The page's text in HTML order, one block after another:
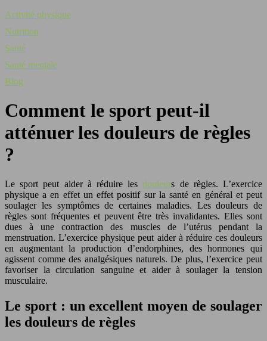
Activité physique
Nutrition
Santé
Santé mentale
Blog
Comment le sport peut-il
atténuer les douleurs de règles
?
Le sport peut aider à réduire lesdouleurs de règles. L’exercice
physique a en effet un effet positif sur la santé en général et peut
soulager les symptômes de certaines maladies. Les douleurs de
règles sont fréquentes et peuvent être très invalidantes. Elles sont
dues à une contraction des muscles de l’utérus pendant la
menstruation. L’exercice physique peut aider à réduire ces douleurs
en augmentant la production d’endorphines, des hormones qui
agissent comme des analgésiques naturels. De plus, l’exercice peut
favoriser la circulation sanguine et aider à soulager la tension
musculaire.
Le sport : un excellent moyen de soulager
les douleurs de règles